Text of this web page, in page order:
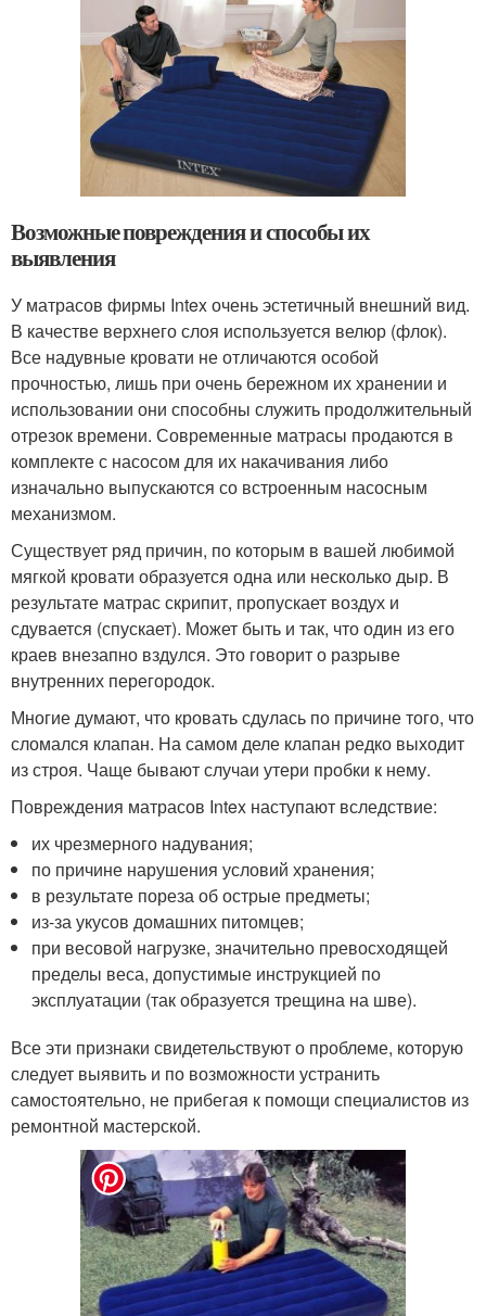
Возможные повреждения и способы их
выявления
У матрасов фирмы Intex очень эстетичный внешний вид.
В качестве верхнего слоя используется велюр (флок).
Все надувные кровати не отличаются особой
прочностью, лишь при очень бережном их хранении и
использовании они способны служить продолжительный
отрезок времени. Современные матрасы продаются в
комплекте с насосом для их накачивания либо
изначально выпускаются со встроенным насосным
механизмом.
Существует ряд причин, по которым в вашей любимой
мягкой кровати образуется одна или несколько дыр. В
результате матрас скрипит, пропускает воздух и
сдувается (спускает). Может быть и так, что один из его
краев внезапно вздулся. Это говорит о разрыве
внутренних перегородок.
Многие думают, что кровать сдулась по причине того, что
сломался клапан. На самом деле клапан редко выходит
из строя. Чаще бывают случаи утери пробки к нему.
Повреждения матрасов Intex наступают вследствие:
их чрезмерного надувания;
по причине нарушения условий хранения;
в результате пореза об острые предметы;
из-за укусов домашних питомцев;
при весовой нагрузке, значительно превосходящей
пределы веса, допустимые инструкцией по
эксплуатации (так образуется трещина на шве).
Все эти признаки свидетельствуют о проблеме, которую
следует выявить и по возможности устранить
самостоятельно, не прибегая к помощи специалистов из
ремонтной мастерской.